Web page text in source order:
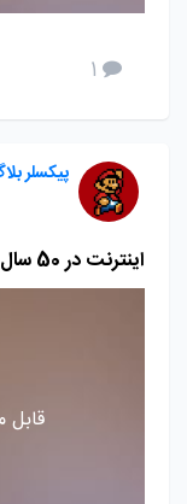
1
پیکسلر
اینترنت در 50 سال آینده چگونه خواهد بود؟
قابل